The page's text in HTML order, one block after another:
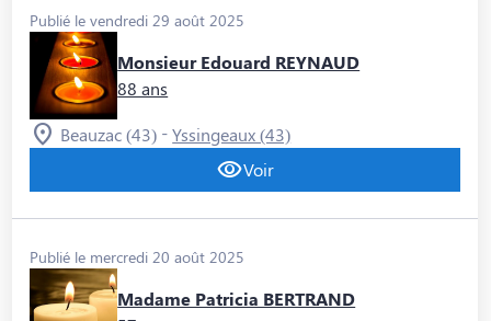
Publié le vendredi 29 août 2025
Monsieur Edouard REYNAUD
88 ans
Beauzac (43) -Yssingeaux (43)
Voir
Publié le mercredi 20 août 2025
Madame Patricia BERTRAND